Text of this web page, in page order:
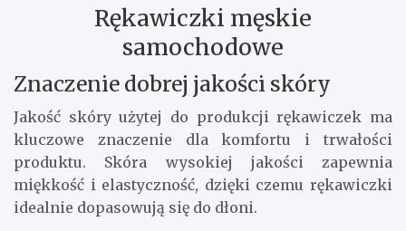
Rękawiczki męskie
samochodowe
Znaczenie dobrej jakości skóry
Jakość skóry użytej do produkcji rękawiczek ma
kluczowe znaczenie dla komfortu i trwałości
produktu. Skóra wysokiej jakości zapewnia
miękkość i elastyczność, dzięki czemu rękawiczki
idealnie dopasowują się do dłoni.